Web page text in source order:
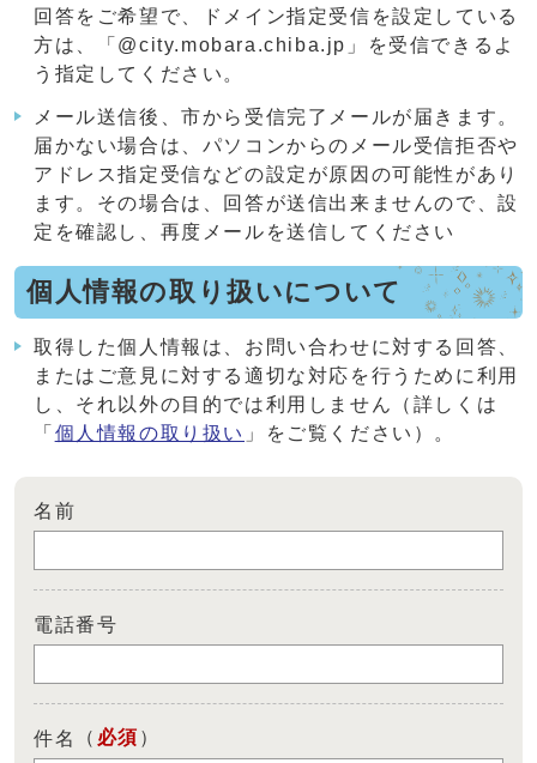
回答をご希望で、ドメイン指定受信を設定している
方は、「@city.mobara.chiba.jp」を受信できるよ
う指定してください。
メール送信後、市から受信完了メールが届きます。
届かない場合は、パソコンからのメール受信拒否や
アドレス指定受信などの設定が原因の可能性があり
ます。その場合は、回答が送信出来ませんので、設
定を確認し、再度メールを送信してください
個人情報の取り扱いについて
取得した個人情報は、お問い合わせに対する回答、
またはご意見に対する適切な対応を行うために利用
し、それ以外の目的では利用しません（詳しくは
「 個人情報の取り扱い 」をご覧ください）。
名前
電話番号
件名 （ 必須 ）